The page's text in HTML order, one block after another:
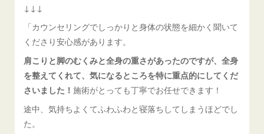
↓↓↓
「カウンセリングでしっかりと身体の状態を細かく聞いて
くださり安心感があります。
肩こりと脚のむくみと全身の重さがあったのですが、全身
を整えてくれて、気になるところを特に重点的にしてくだ
さいました！施術がとっても丁寧でお任せできます！
途中、気持ちよくてふわふわと寝落ちしてしまうほどでし
た。